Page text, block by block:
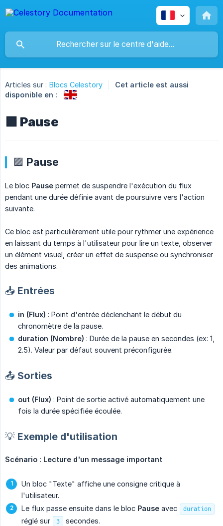
Articles sur : Blocs Celestory
Cet article est aussi
disponible en :
🟪 Pause
🟪 Pause
Le bloc Pause permet de suspendre l'exécution du flux
pendant une durée définie avant de poursuivre vers l'action
suivante.
Ce bloc est particulièrement utile pour rythmer une expérience
en laissant du temps à l'utilisateur pour lire un texte, observer
un élément visuel, créer un effet de suspense ou synchroniser
des animations.
📥 Entrées
in (Flux) : Point d'entrée déclenchant le début du
chronomètre de la pause.
duration (Nombre) : Durée de la pause en secondes (ex: 1,
2.5). Valeur par défaut souvent préconfigurée.
📤 Sorties
out (Flux) : Point de sortie activé automatiquement une
fois la durée spécifiée écoulée.
💡 Exemple d'utilisation
Scénario : Lecture d'un message important
Un bloc "Texte" affiche une consigne critique à
l'utilisateur.
Le flux passe ensuite dans le bloc Pause avec duration
réglé sur 3
secondes.